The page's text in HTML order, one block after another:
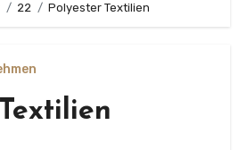
22 Polyester Textilien